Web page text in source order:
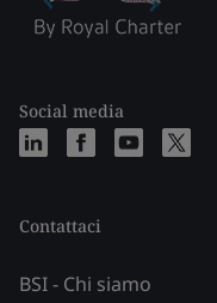
Social media
Contattaci
BSI - Chi siamo